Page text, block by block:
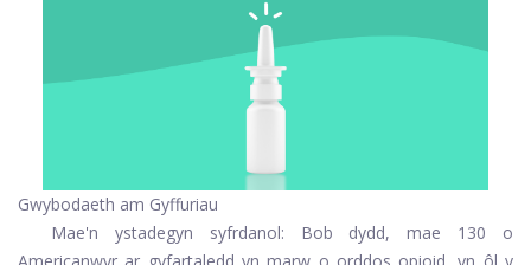
Gwybodaeth am Gyffuriau
Mae'n ystadegyn syfrdanol: Bob dydd, mae 130 o
Americanwyr ar gyfartaledd yn marw o orddos opioid, yn ôl y